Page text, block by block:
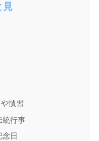
見
慣習
統行事
日